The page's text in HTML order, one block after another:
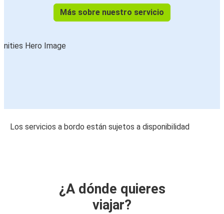
Más sobre nuestro servicio
Los servicios a bordo están sujetos a disponibilidad
¿A dónde quieres
viajar?